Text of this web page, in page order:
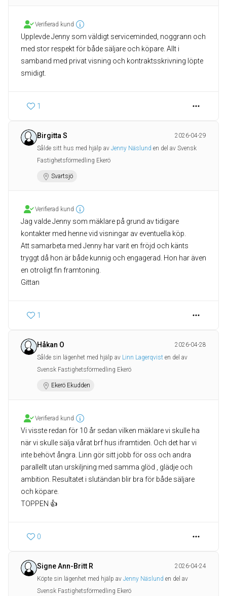
Verifierad kund
Upplevde Jenny som väldigt serviceminded, noggrann och
med stor respekt för både säljare och köpare. Allt i
samband med privat visning och kontraktsskrivning löpte
smidigt.
1
Birgitta S
2026-04-29
Sålde sitt hus med hjälp av Jenny Näslund en del av Svensk
Fastighetsförmedling Ekerö
Svartsjö
Verifierad kund
Jag valde Jenny som mäklare på grund av tidigare
kontakter med henne vid visningar av eventuella köp.
Att samarbeta med Jenny har varit en fröjd och känts
tryggt då hon är både kunnig och engagerad. Hon har även
en otroligt fin framtoning.
Gittan
1
Håkan O
2026-04-28
Sålde sin lägenhet med hjälp av Linn Lagerqvist en del av
Svensk Fastighetsförmedling Ekerö
Ekerö Ekudden
Verifierad kund
Vi visste redan för 10 år sedan vilken mäklare vi skulle ha
när vi skulle sälja vårat brf hus iframtiden. Och det har vi
inte behövt ångra. Linn gör sitt jobb för oss och andra
parallellt utan urskiljning med samma glöd , glädje och
ambition. Resultatet i slutändan blir bra för både säljare
och köpare.
TOPPEN 👍
0
Signe Ann-Britt R
2026-04-24
Köpte sin lägenhet med hjälp av Jenny Näslund en del av
Svensk Fastighetsförmedling Ekerö